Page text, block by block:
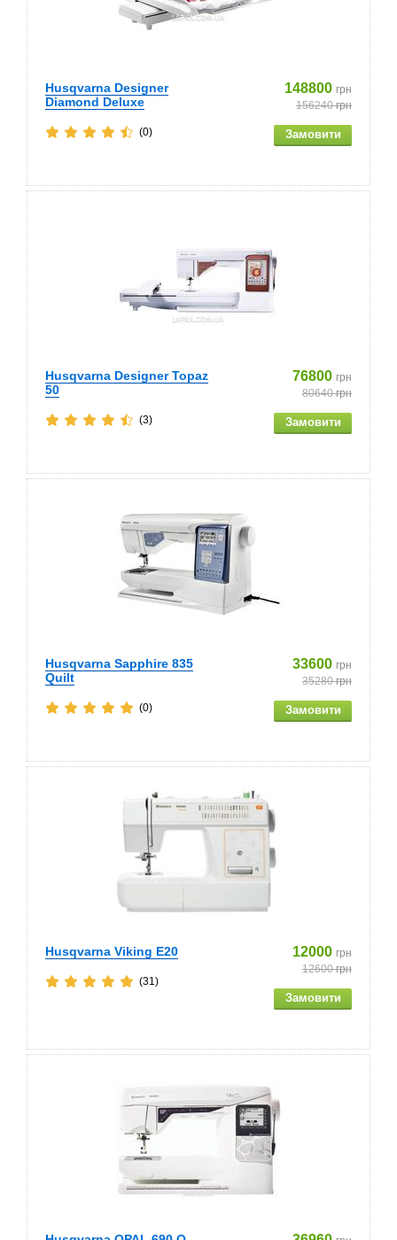
Husqvarna Designer
Diamond Deluxe
148800 грн
156240грн
(0)
Husqvarna Designer Topaz
50
76800 грн
80640грн
(3)
Husqvarna Sapphire 835
Quilt
33600 грн
35280грн
(0)
Husqvarna Viking E20 12000 грн
12600грн
(31)